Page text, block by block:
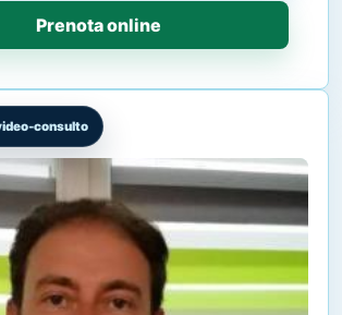
Prenota online
consulto